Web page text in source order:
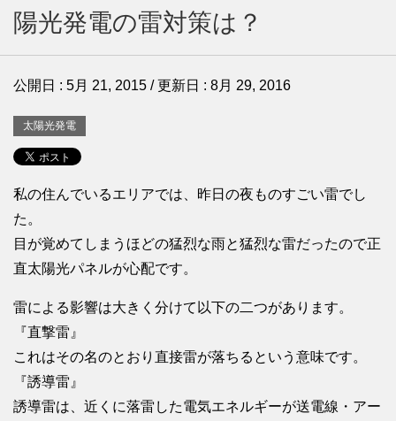
陽光発電の雷対策は？
公開日 : 5月 21, 2015 / 更新日 : 8月 29, 2016
太陽光発電
私の住んでいるエリアでは、昨日の夜ものすごい雷でし
た。
目が覚めてしまうほどの猛烈な雨と猛烈な雷だったので正
直太陽光パネルが心配です。
雷による影響は大きく分けて以下の二つがあります。
『直撃雷』
これはその名のとおり直接雷が落ちるという意味です。
『誘導雷』
誘導雷は、近くに落雷した電気エネルギーが送電線・アー